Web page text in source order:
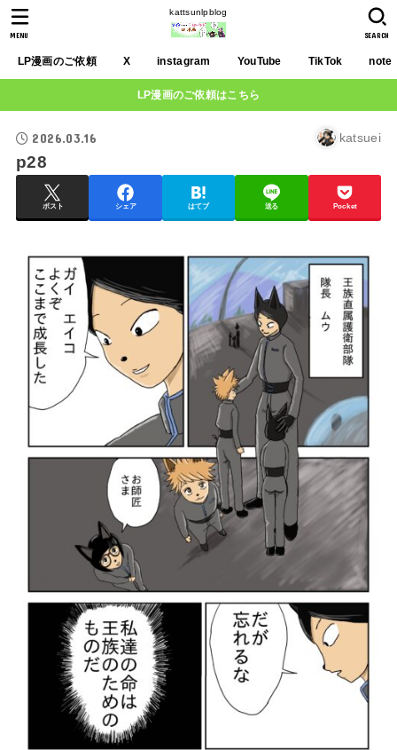
kattsunlpblog
LP漫画のご依頼 X instagram YouTube TikTok note
SEARCH
MENU
LP漫画のご依頼はこちら
2026.03.16 katsuei
p28
ポスト シェア はてブ 送る Pocket